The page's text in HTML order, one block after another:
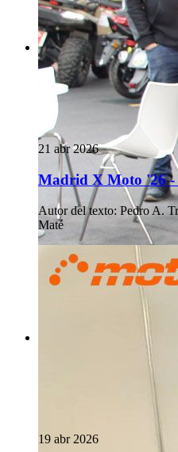
21 abr 2026
Madrid X Moto '26
Autor del texto: Pedro A.
Maté
19 abr 2026